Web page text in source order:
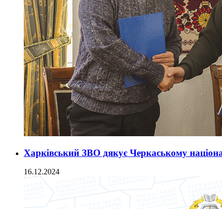
Харківський ЗВО дякує Черкаському
16.12.2024